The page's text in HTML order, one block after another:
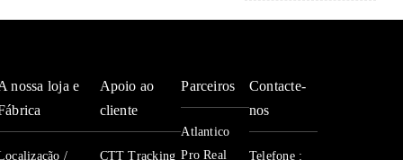
nossa loja e
/
Apoio ao
cliente
CTT Tracking
Parceiros
Atlantico
Pro Real
Contacte-
nos
Telefone :